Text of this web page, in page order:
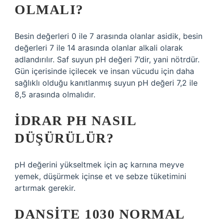
OLMALI?
Besin değerleri 0 ile 7 arasında olanlar asidik, besin
değerleri 7 ile 14 arasında olanlar alkali olarak
adlandırılır. Saf suyun pH değeri 7’dir, yani nötrdür.
Gün içerisinde içilecek ve insan vücudu için daha
sağlıklı olduğu kanıtlanmış suyun pH değeri 7,2 ile
8,5 arasında olmalıdır.
İDRAR PH NASIL
DÜŞÜRÜLÜR?
pH değerini yükseltmek için aç karnına meyve
yemek, düşürmek içinse et ve sebze tüketimini
artırmak gerekir.
DANSITE 1030 NORMAL